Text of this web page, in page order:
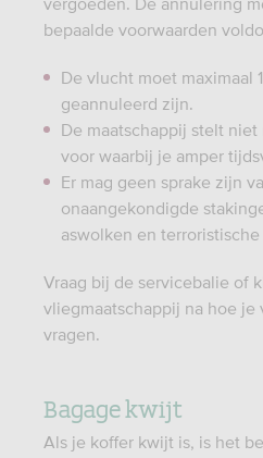
bepaalde voorwaarden
De vlucht moet maximaal
geannuleerd zijn.
De maatschappij stelt
voor waarbij je amper
Er mag geen sprake zijn
onaangekondigde
aswolken en terroristische
Vraag bij de servicebalie of
vliegmaatschappij na hoe je
vragen.
Bagage kwijt
Als je koffer kwijt is, is het